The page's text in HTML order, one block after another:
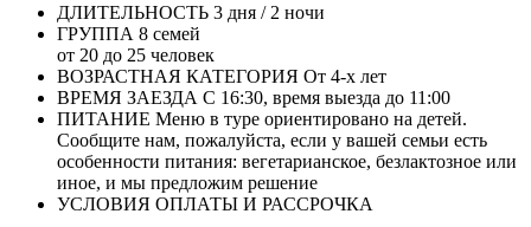
ДЛИТЕЛЬНОСТЬ 3 дня / 2 ночи
ГРУППА 8 семей
от 20 до 25 человек
ВОЗРАСТНАЯ КАТЕГОРИЯ От 4-х лет
ВРЕМЯ ЗАЕЗДА С 16:30, время выезда до 11:00
ПИТАНИЕ Меню в туре ориентировано на детей.
Сообщите нам, пожалуйста, если у вашей семьи есть
особенности питания: вегетарианское, безлактозное или
иное, и мы предложим решение
УСЛОВИЯ ОПЛАТЫ И РАССРОЧКА